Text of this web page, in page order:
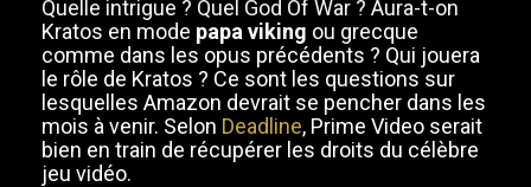
Quelle intrigue ? Quel God Of War ? Aura-t-on
Kratos en mode papa viking ou grecque
comme dans les opus précédents ? Qui jouera
le rôle de Kratos ? Ce sont les questions sur
lesquelles Amazon devrait se pencher dans les
mois à venir. Selon Deadline, Prime Video serait
bien en train de récupérer les droits du célèbre
jeu vidéo.